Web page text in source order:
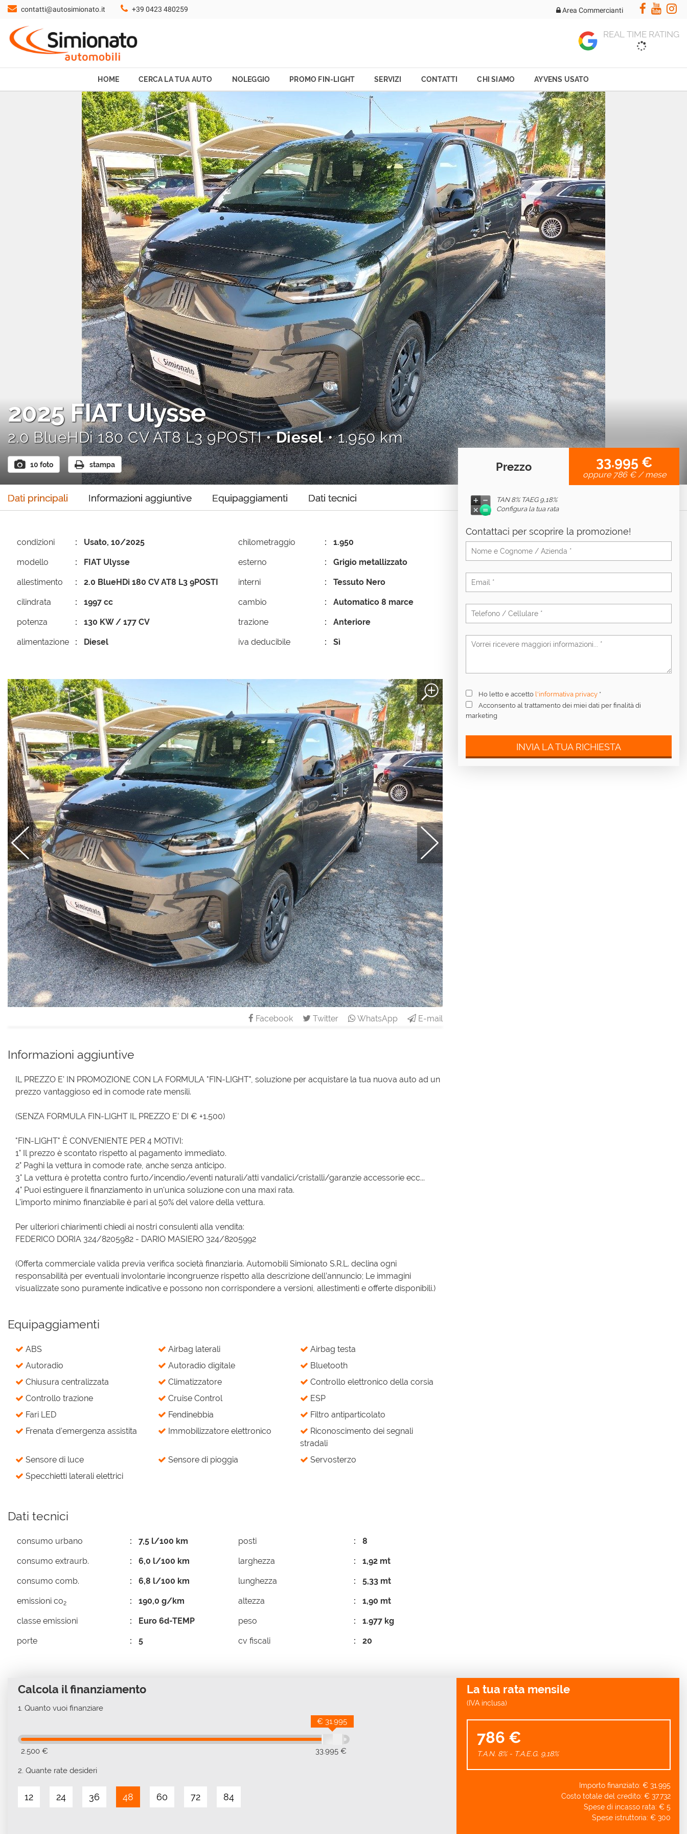
HOME
CERCA LA TUA AUTO
AREA COMMERCIANTI
contatti@autosimionato.it +39 0423 480259 Area Commercianti
REAL TIME RATING
HOME CERCA LA TUA AUTO NOLEGGIO PROMO FIN-LIGHT SERVIZI CONTATTI CHI SIAMO AYVENS USATO
2025FIAT Ulysse
2.0 BlueHDi 180 CV AT8 L3 9POSTI •Diesel• 1.950 km
10 foto stampa
Dati principali Informazioni aggiuntive Equipaggiamenti Dati tecnici
condizioni Usato, 10/2025
modello FIAT Ulysse
allestimento 2.0 BlueHDi 180 CV AT8 L3 9POSTI
cilindrata 1997 cc
potenza 130 KW / 177 CV
alimentazione Diesel
chilometraggio 1.950
esterno Grigio metallizzato
interni Tessuto Nero
cambio Automatico 8 marce
trazione Anteriore
iva deducibile Sì
1 / 10
Facebook Twitter WhatsApp E-mail
Informazioni aggiuntive
IL PREZZO E' IN PROMOZIONE CON LA FORMULA "FIN-LIGHT", soluzione per acquistare la tua nuova auto ad un
prezzo vantaggioso ed in comode rate mensili.
(SENZA FORMULA FIN-LIGHT IL PREZZO E' DI € +1.500)
"FIN-LIGHT" È CONVENIENTE PER 4 MOTIVI:
1° Il prezzo è scontato rispetto al pagamento immediato.
2° Paghi la vettura in comode rate, anche senza anticipo.
3° La vettura è protetta contro furto/incendio/eventi naturali/atti vandalici/cristalli/garanzie accessorie ecc...
4° Puoi estinguere il finanziamento in un'unica soluzione con una maxi rata.
L'importo minimo finanziabile è pari al 50% del valore della vettura.
Per ulteriori chiarimenti chiedi ai nostri consulenti alla vendita:
FEDERICO DORIA 324/8205982 - DARIO MASIERO 324/8205992
(Offerta commerciale valida previa verifica società finanziaria. Automobili Simionato S.R.L. declina ogni
responsabilità per eventuali involontarie incongruenze rispetto alla descrizione dell’annuncio; Le immagini
visualizzate sono puramente indicative e possono non corrispondere a versioni, allestimenti e offerte disponibili.)
Equipaggiamenti
ABS Airbag laterali
Airbag testa
Autoradio
Autoradio digitale
Bluetooth
Chiusura centralizzata
Climatizzatore
Controllo elettronico della corsia
Controllo trazione
Cruise Control
ESP
Fari LED
Fendinebbia
Filtro antiparticolato
Frenata d'emergenza assistita
Immobilizzatore elettronico
Riconoscimento dei segnali
stradali
Sensore di luce
Sensore di pioggia
Servosterzo
Specchietti laterali elettrici
Dati tecnici
consumo urbano 7,5 l/100 km
consumo extraurb. 6,0 l/100 km
consumo comb. 6,8 l/100 km
emissioni co2 190,0 g/km
classe emissioni Euro 6d-TEMP
porte 5
posti 8
larghezza 1,92 mt
lunghezza 5,33 mt
altezza 1,90 mt
peso 1.977 kg
cv fiscali 20
Prezzo 33.995 €
oppure 786 €/ mese
TAN 8% TAEG 9,18%
Configura la tua rata
Contattaci per scoprire la promozione!
Ho letto e accetto l'informativa privacy *
Acconsento al trattamento dei miei dati per finalità di
marketing
INVIA LA TUA RICHIESTA
Calcola il finanziamento
1. Quanto vuoi finanziare
2.500 € 33.995 €
€ 31.995
2. Quante rate desideri
12 24 36 48 60 72 84
La tua rata mensile
(IVA inclusa)
786 €
T.A.N. 8% - T.A.E.G. 9,18%
Importo finanziato: € 31.995
Costo totale del credito: € 37.732
Spese di incasso rata: € 5
Spese istruttoria: € 300